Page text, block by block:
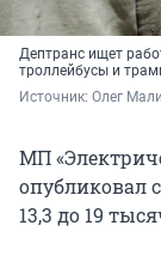
Дептранс ищет
троллейбусы и
Источник: Олег
МП
опубликовал
13,3 до 19